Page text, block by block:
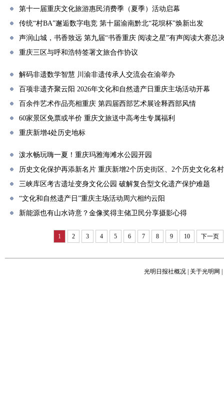
第十一届重庆文化旅游惠民消费季（夏季）活动启幕
传统“村BA”邂逅数字电竞 第十届渝南黔北“花坝杯”焕新出发
声润山城，书香致远 第九届“书香重庆 阅读之星”有声阅读大赛总
重庆三区与呼和浩特签署文旅合作协议
解码非遗数学智慧 川渝非遗传承人交流会在渝举办
百项非遗齐聚云阳 2026年文化和自然遗产日重庆主场活动开幕
百余件艺术作品亮相重庆 第四届西部艺术展诠释西部风情
60家景区免票或半价 重庆文旅送中高考生专属福利
重庆新增4处历史地标
泼水畅玩嗨一夏！重庆玛雅海滩水公园开园
历史文化保护再添新名片 重庆新增2个历史街区、2个历史文化名村
三峡库区考古遗址变身文化公园 破解复合型文化遗产保护难题
“文化和自然遗产日”重庆主场活动周六相约云阳
新能源也有山水诗意？金像奖得主储卫民分享摄影心得
1 2 3 4 5 6 7 8 9 10 下一页
光明日报社概况 关于光明网